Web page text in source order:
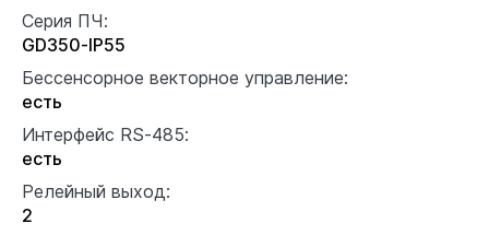
Серия ПЧ:
GD350-IP55
Бессенсорное векторное управление:
есть
Интерфейс RS-485:
есть
Релейный выход:
2